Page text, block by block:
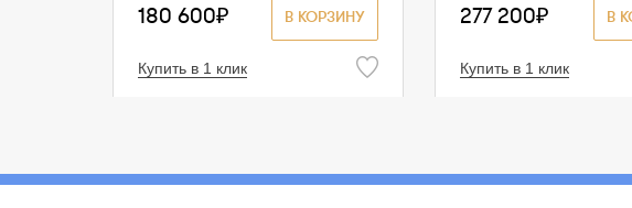
В КОРЗИНУ
180 600₽
Купить в 1 клик
В
277 200₽
Купить в 1 клик